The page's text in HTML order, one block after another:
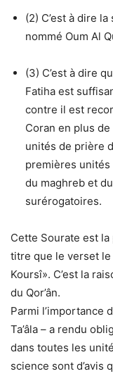
(2) C’est à dire
nommé Oum Al
(3) C’est à dire
Fatiha est
contre il est
Coran en plus
unités de prière
premières unités
du maghreb et
surérogatoires.
Cette Sourate est la
titre que le verset
Koursî». C’est la
du Qor’ân.
Parmi l’importance
Ta’âla – a rendu
dans toutes les
science sont d’avis